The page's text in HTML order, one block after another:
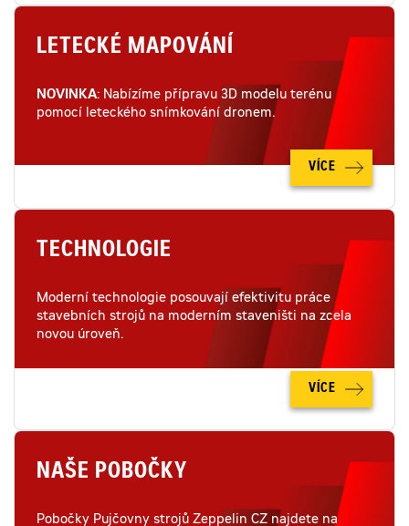
LETECKÉ MAPOVÁNÍ
NOVINKA: Nabízíme přípravu 3D modelu terénu
pomocí leteckého snímkování dronem.
VÍCE
TECHNOLOGIE
Moderní technologie posouvají efektivitu práce
stavebních strojů na moderním staveništi na zcela
novou úroveň.
VÍCE
NAŠE POBOČKY
Pobočky Pujčovny strojů Zeppelin CZ najdete na